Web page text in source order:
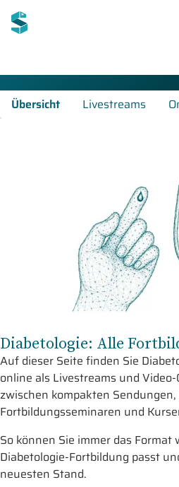
Diabetologie-
Übersicht Livestreams
Diabetologie: Alle
Auf dieser Seite finden Sie
online als Livestreams und
zwischen kompakten
Fortbildungsseminaren und
So können Sie immer das
Diabetologie-Fortbildung passt
neuesten Stand.